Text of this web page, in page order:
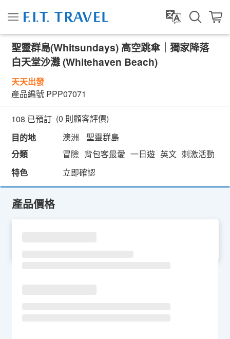
聖靈群島(Whitsundays) 高空跳傘｜獨家降落
白天堂沙灘 (Whitehaven Beach)
天天出發
產品編號 PPP07071
108 已預訂 (0 則顧客評價)
目的地
澳洲
聖靈群島
分類
冒險 背包客最愛 一日遊 英文 刺激活動
特色
立即確認
產品價格